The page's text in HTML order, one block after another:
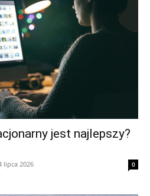
jest najlepszy?
lipca 2026 0